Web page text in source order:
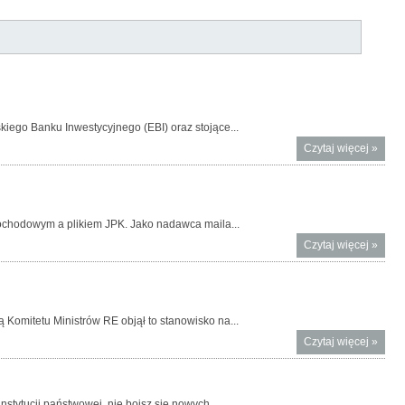
Banku Inwestycyjnego (EBI) oraz stojące...
Czytaj więcej o
»
a plikiem JPK. Jako nadawca maila...
Czytaj więcej o
na
»
Ministrów RE objął to stanowisko na...
Czytaj więcej o
»